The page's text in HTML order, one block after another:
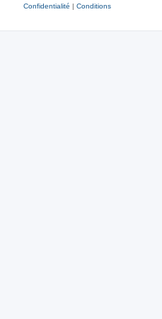
Confidentialité | Conditions